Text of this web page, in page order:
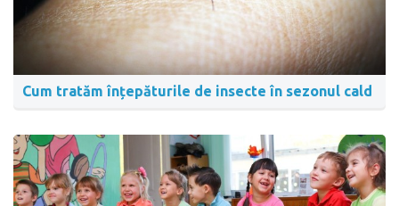
Cum tratăm înțepăturile de insecte în sezonul cald